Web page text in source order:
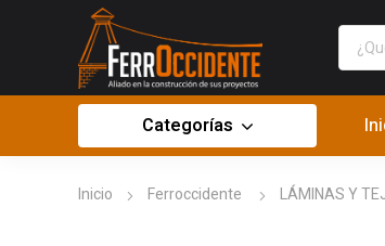
Categorías
Inicio Ferroccidente LÁMINAS Y